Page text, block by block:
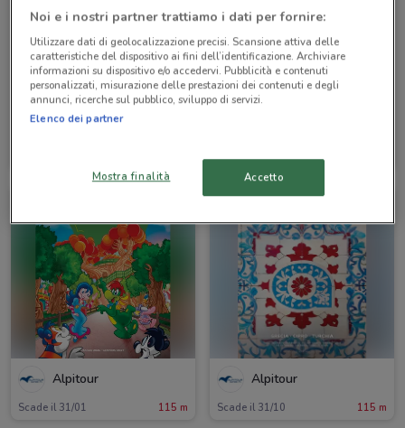
Alpitour
Scade il 31/12
Alpitour
Scade il 31/01 115 m
Alpitour
Scade il 31/10 115 m
Noi e i nostri partner trattiamo i dati per fornire:
Utilizzare dati di geolocalizzazione precisi. Scansione attiva delle
caratteristiche del dispositivo ai fini dell’identificazione. Archiviare
informazioni su dispositivo e/o accedervi. Pubblicità e contenuti
personalizzati, misurazione delle prestazioni dei contenuti e degli
annunci, ricerche sul pubblico, sviluppo di servizi.
Elenco dei partner
Mostra finalità Accetto